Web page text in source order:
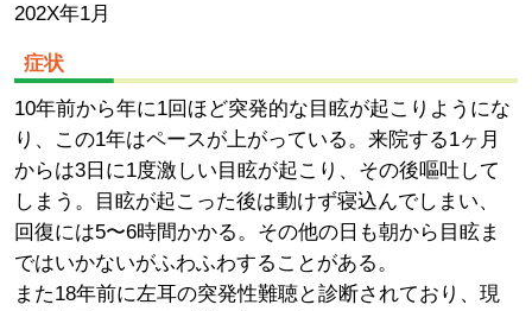
202X年1月
症状
10年前から年に1回ほど突発的な目眩が起こりようにな
り、この1年はペースが上がっている。来院する1ヶ月
からは3日に1度激しい目眩が起こり、その後嘔吐して
しまう。目眩が起こった後は動けず寝込んでしまい、
回復には5〜6時間かかる。その他の日も朝から目眩ま
ではいかないがふわふわすることがある。
また18年前に左耳の突発性難聴と診断されており、現